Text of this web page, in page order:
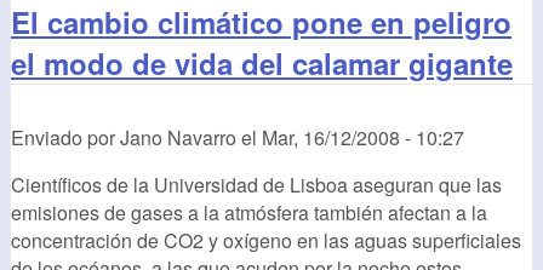
El cambio climático pone en peligro
el modo de vida del calamar gigante
Enviado porJano Navarro el Mar, 16/12/2008 - 10:27
Científicos de la Universidad de Lisboa aseguran que las
emisiones de gases a la atmósfera también afectan a la
concentración de CO2 y oxígeno en las aguas superficiales